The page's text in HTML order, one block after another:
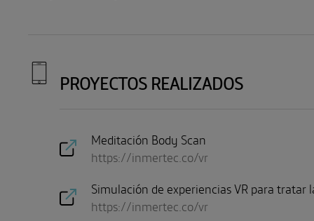
PROYECTOS REALIZADOS
Meditación Body Scan
https://inmertec.co/vr
Simulación de experiencias VR para tratar
https://inmertec.co/vr